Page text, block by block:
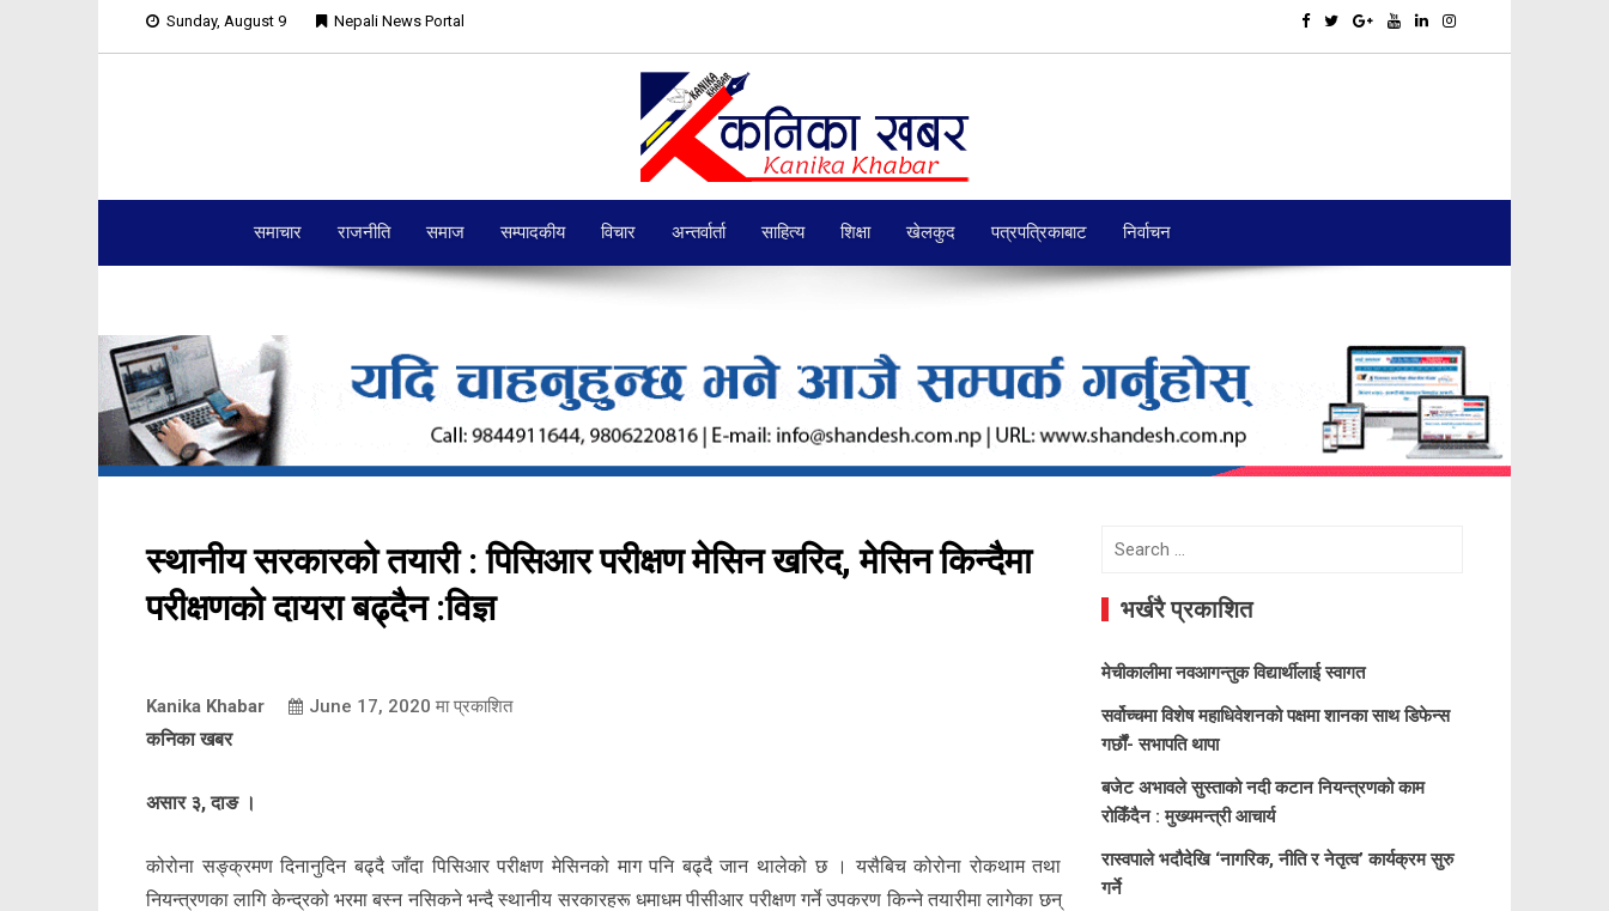
Sunday, August 9 Nepali News Portal
समाचार राजनीति समाज सम्पादकीय विचार अन्तर्वार्ता साहित्य शिक्षा खेलकुद पत्रपत्रिकाबाट निर्वाचन
स्थानीय सरकारको तयारी : पिसिआर परीक्षण मेसिन खरिद, मेसिन किन्दैमा
परीक्षणको दायरा बढ्दैन :विज्ञ
Kanika Khabar June 17, 2020 मा प्रकाशित
कनिका खबर
असार ३, दाङ ।
कोरोना सङ्क्रमण दिनानुदिन बढ्दै जाँदा पिसिआर परीक्षण मेसिनको माग पनि बढ्दै जान थालेको छ । यसैबिच कोरोना रोकथाम तथा
नियन्त्रणका लागि केन्द्रको भरमा बस्न नसिकने भन्दै स्थानीय सरकारहरू धमाधम पीसीआर परीक्षण गर्ने उपकरण किन्ने तयारीमा लागेका छन्
Search
भर्खरै प्रकाशित
मेचीकालीमा नवआगन्तुक विद्यार्थीलाई स्वागत
सर्वोच्चमा विशेष महाधिवेशनको पक्षमा शानका साथ डिफेन्स
गर्छौं- सभापति थापा
बजेट अभावले सुस्ताको नदी कटान नियन्त्रणको काम
रोकिँदैन : मुख्यमन्त्री आचार्य
रास्वपाले भदौदेखि ‘नागरिक, नीति र नेतृत्व’ कार्यक्रम सुरु
गर्ने